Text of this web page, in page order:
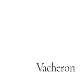
Vacheron